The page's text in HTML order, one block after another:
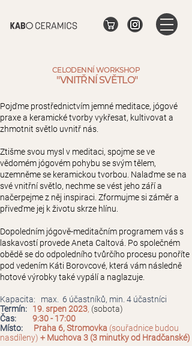
CELODENNÍ WORKSHOP
"VNITŘNÍ SVĚTLO"
Pojďme prostřednictvím jemné meditace, jógové
praxe a keramické tvorby vykřesat, kultivovat a
zhmotnit světlo uvnitř nás.
Ztišme svou mysl v meditaci, spojme se ve
vědomém jógovém pohybu se svým tělem,
uzemněme se keramickou tvorbou. Nalaďme se na
své vnitřní světlo, nechme se vést jeho září a
načerpejme z něj inspiraci. Zformujme si záměr a
přiveďme jej k životu skrze hlínu.
Dopoledním jógově-meditačním programem vás s
laskavostí provede Aneta Caltová. Po společném
obědě se do odpoledního tvůrčího procesu ponoříte
pod vedením Káti Borovcové, která vám následně
hotové výrobky také vypálí a naglazuje.
Kapacita: max. 6 účastníků, min. 4 účastníci
Termín: 19. srpen 2023, (sobota)
Čas: 9:30 - 17:00
Místo: Praha 6, Stromovka (souřadnice budou
nasdíleny) + Muchova 3 (3 minutky od Hradčanské)